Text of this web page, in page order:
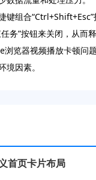
键组合
务”按钮来关闭，从而
览器视频播放卡顿问
因素。
首页卡片布局